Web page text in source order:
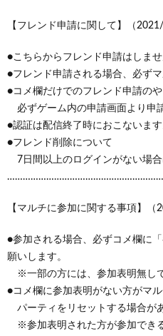
【フレンド申請に関して】（
●こちらからフレンド申請はしませ
●フレンド申請される場合、必ず
●コメ欄だけでのフレンド申請のや
必ずゲーム内の申請画面より申
●認証は配信終了時におこないます
●フレンド削除について
7日間以上のログインがない場合
【マルチに参加に関する事項】（
●参加される場合、必ずコメ欄に
願いします。
※一部の方には、参加表明無し
●コメ欄に参加表明がない方がマル
パーティをリセットする場合が
※参加表明された方が参加でき